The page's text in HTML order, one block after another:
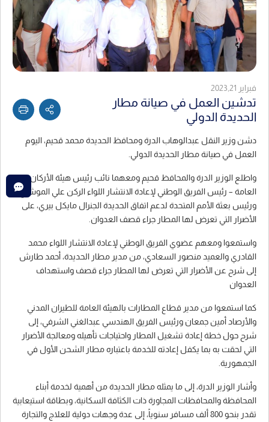
فبراير 2023,21
تدشين العمل في صيانة مطار
الحديدة الدولي
دشن وزير النقل عبدالوهاب الدرة ومحافظ الحديدة محمد قحيم، اليوم
العمل في صيانة مطار الحديدة الدولي.
واطلع الوزير الدرة والمحافظ قحيم ومعهما نائب رئيس هيئة الأركان
العامة – رئيس الفريق الوطني لإعادة الانتشار اللواء الركن علي الموشكي،
ورئيس بعثة الأمم المتحدة لدعم اتفاق الحديدة الجنرال مايكل بيري، على
الأضرار التي تعرض لها المطار جراء قصف العدوان.
واستمعوا ومعهم عضوي الفريق الوطني لإعادة الانتشار اللواء محمد
القادري والعميد منصور السعادي، من مدير مطار الحديدة، أحمد طارش
إلى شرح عن الأضرار التي تعرض لها المطار جراء قصف واستهداف
العدوان
كما استمعوا من مدير قطاع المطارات بالهيئة العامة للطيران المدني
والأرصاد أمين جمعان ورئيس الفريق الهندسي عبدالغني الشرفي، إلى
شرح حول خطة إعادة تشغيل المطار واحتياجات تأهيله ومعالجة الأضرار
التي لحقت به بما يكفل إعادته للخدمة باعتباره مطار الشحن الأول في
الجمهورية.
وأشار الوزير الدرة، إلى ما يمثله مطار الحديدة من أهمية لخدمة أبناء
المحافظة والمحافظات المجاورة ذات الكثافة السكانية، وبطاقة استيعابية
تقدر بنحو 800 ألف مسافر سنوياً، إلى عدة وجهات دولية للعلاج والتجارة